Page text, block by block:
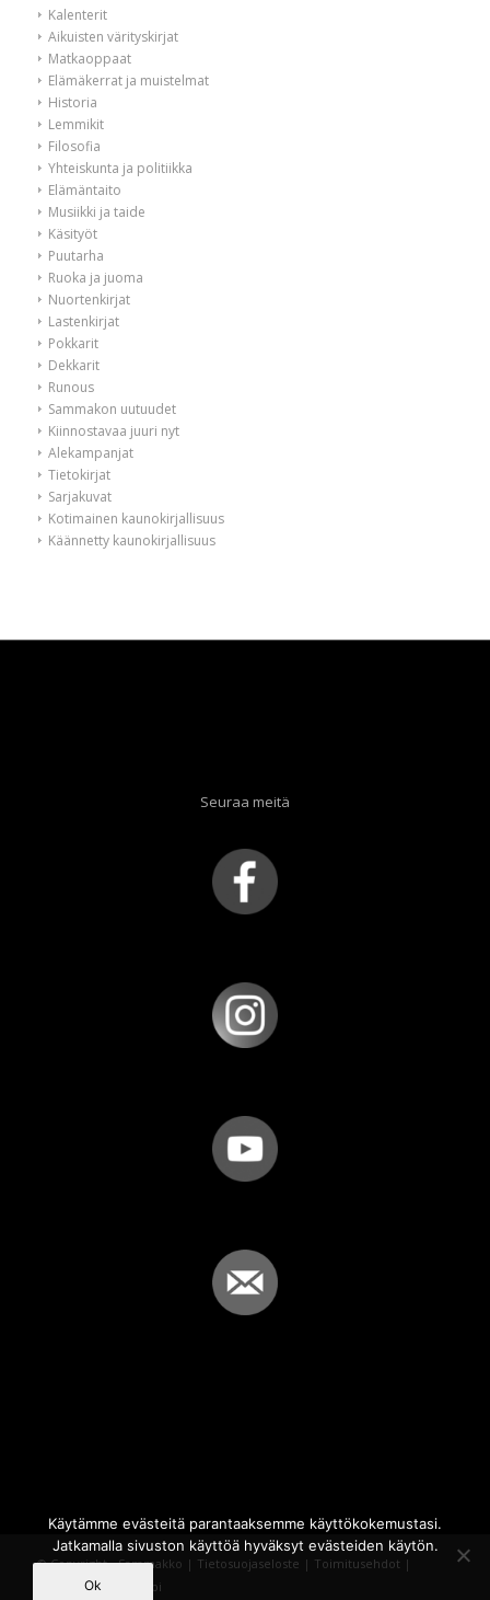
Kalenterit
Aikuisten värityskirjat
Matkaoppaat
Elämäkerrat ja muistelmat
Historia
Lemmikit
Filosofia
Yhteiskunta ja politiikka
Elämäntaito
Musiikki ja taide
Käsityöt
Puutarha
Ruoka ja juoma
Nuortenkirjat
Lastenkirjat
Pokkarit
Dekkarit
Runous
Sammakon uutuudet
Kiinnostavaa juuri nyt
Alekampanjat
Tietokirjat
Sarjakuvat
Kotimainen kaunokirjallisuus
Käännetty kaunokirjallisuus
Seuraa meitä
© Copyright - Sammakko | Tietosuojaseloste | Toimitusehdot |
Powered by
iQWebbi
Käytämme evästeitä parantaaksemme käyttökokemustasi.
Jatkamalla sivuston käyttöä hyväksyt evästeiden käytön.
Ok